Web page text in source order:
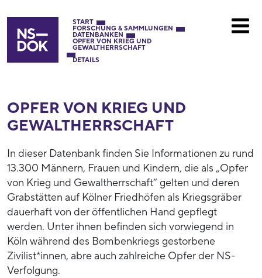
START
FORSCHUNG & SAMMLUNGEN
DATENBANKEN
OPFER VON KRIEG UND
GEWALTHERRSCHAFT
DETAILS
OPFER VON KRIEG UND
GEWALTHERRSCHAFT
In dieser Datenbank finden Sie Informationen zu rund
13.300 Männern, Frauen und Kindern, die als „Opfer
von Krieg und Gewaltherrschaft“ gelten und deren
Grabstätten auf Kölner Friedhöfen als Kriegsgräber
dauerhaft von der öffentlichen Hand gepflegt
werden. Unter ihnen befinden sich vorwiegend in
Köln während des Bombenkriegs gestorbene
Zivilist*innen, abre auch zahlreiche Opfer der NS-
Verfolgung.